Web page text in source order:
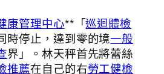
康管理中心**「巡迴體檢
時停止，達到零的境一般
界」。林天秤首先將蕾絲
推薦在自己的右勞工健檢